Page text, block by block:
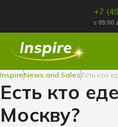
+7
с 09:00
Inspire News and Sales Есть кто
Есть кто
Москву?